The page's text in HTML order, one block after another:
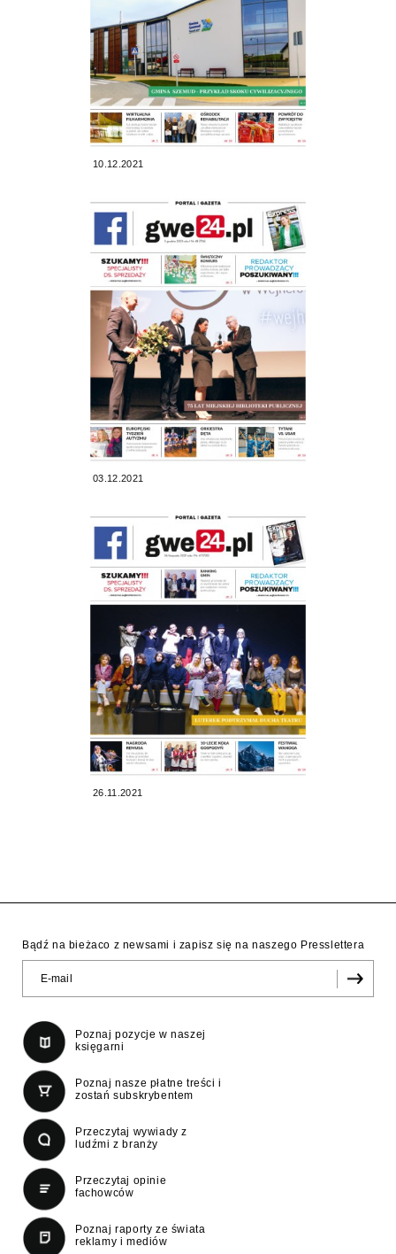
10.12.2021
03.12.2021
26.11.2021
Bądź na bieżaco z newsami i zapisz się na naszego Presslettera
Poznaj pozycje w naszej
księgarni
Poznaj nasze płatne treści i
zostań subskrybentem
Przeczytaj wywiady z
ludźmi z branży
Przeczytaj opinie
fachowców
Poznaj raporty ze świata
reklamy i mediów